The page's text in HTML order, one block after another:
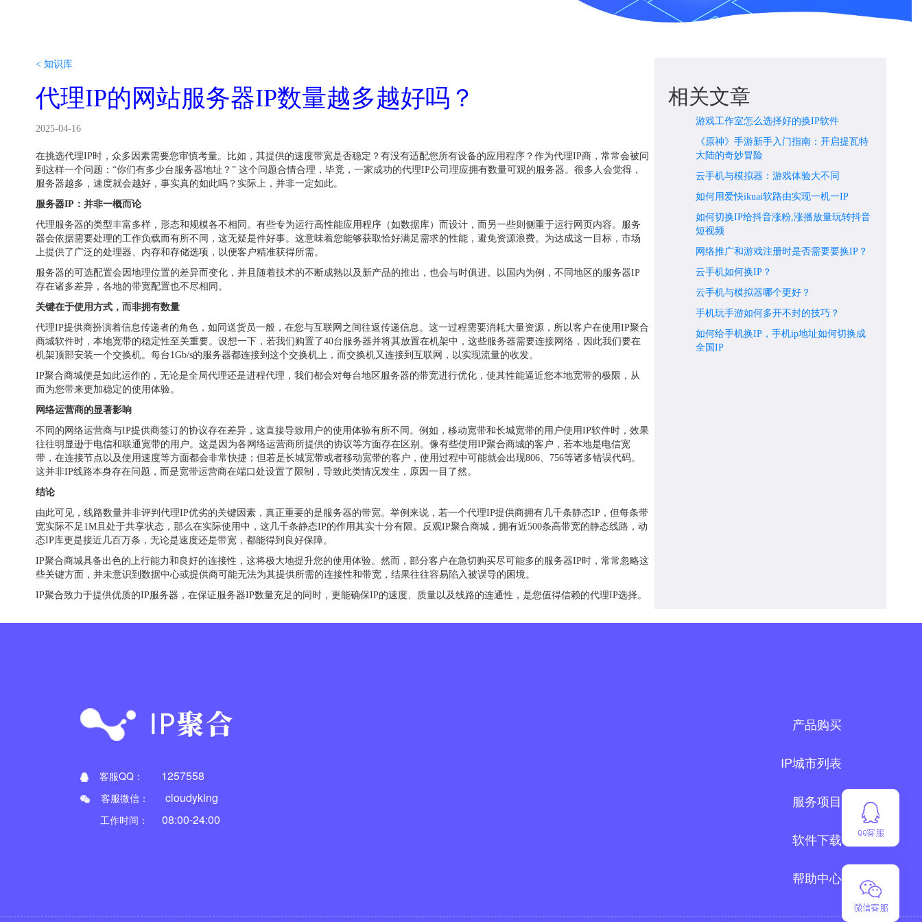
< 知识库
代理IP的网站服务器IP数量越多越好吗？
2025-04-16
在挑选代理IP时，众多因素需要您审慎考量。比如，其提供的速度带宽是否稳定？有没有适配您所有设备的应用程序？作为代理IP商，常常会被问
到这样一个问题：“你们有多少台服务器地址？” 这个问题合情合理，毕竟，一家成功的代理IP公司理应拥有数量可观的服务器。很多人会觉得，
服务器越多，速度就会越好，事实真的如此吗？实际上，并非一定如此。
服务器IP：并非一概而论
代理服务器的类型丰富多样，形态和规模各不相同。有些专为运行高性能应用程序（如数据库）而设计，而另一些则侧重于运行网页内容。服务
器会依据需要处理的工作负载而有所不同，这无疑是件好事。这意味着您能够获取恰好满足需求的性能，避免资源浪费。为达成这一目标，市场
上提供了广泛的处理器、内存和存储选项，以便客户精准获得所需。
服务器的可选配置会因地理位置的差异而变化，并且随着技术的不断成熟以及新产品的推出，也会与时俱进。以国内为例，不同地区的服务器IP
存在诸多差异，各地的带宽配置也不尽相同。
关键在于使用方式，而非拥有数量
代理IP提供商扮演着信息传递者的角色，如同送货员一般，在您与互联网之间往返传递信息。这一过程需要消耗大量资源，所以客户在使用IP聚合
商城软件时，本地宽带的稳定性至关重要。设想一下，若我们购置了40台服务器并将其放置在机架中，这些服务器需要连接网络，因此我们要在
机架顶部安装一个交换机。每台1Gb/s的服务器都连接到这个交换机上，而交换机又连接到互联网，以实现流量的收发。
IP聚合商城便是如此运作的，无论是全局代理还是进程代理，我们都会对每台地区服务器的带宽进行优化，使其性能逼近您本地宽带的极限，从
而为您带来更加稳定的使用体验。
网络运营商的显著影响
不同的网络运营商与IP提供商签订的协议存在差异，这直接导致用户的使用体验有所不同。例如，移动宽带和长城宽带的用户使用IP软件时，效果
往往明显逊于电信和联通宽带的用户。这是因为各网络运营商所提供的协议等方面存在区别。像有些使用IP聚合商城的客户，若本地是电信宽
带，在连接节点以及使用速度等方面都会非常快捷；但若是长城宽带或者移动宽带的客户，使用过程中可能就会出现806、756等诸多错误代码。
这并非IP线路本身存在问题，而是宽带运营商在端口处设置了限制，导致此类情况发生，原因一目了然。
结论
由此可见，线路数量并非评判代理IP优劣的关键因素，真正重要的是服务器的带宽。举例来说，若一个代理IP提供商拥有几千条静态IP，但每条带
宽实际不足1M且处于共享状态，那么在实际使用中，这几千条静态IP的作用其实十分有限。反观IP聚合商城，拥有近500条高带宽的静态线路，动
态IP库更是接近几百万条，无论是速度还是带宽，都能得到良好保障。
IP聚合商城具备出色的上行能力和良好的连接性，这将极大地提升您的使用体验。然而，部分客户在急切购买尽可能多的服务器IP时，常常忽略这
些关键方面，并未意识到数据中心或提供商可能无法为其提供所需的连接性和带宽，结果往往容易陷入被误导的困境。
IP聚合致力于提供优质的IP服务器，在保证服务器IP数量充足的同时，更能确保IP的速度、质量以及线路的连通性，是您值得信赖的代理IP选择。
相关文章
游戏工作室怎么选择好的换IP软件
《原神》手游新手入门指南：开启提瓦特
大陆的奇妙冒险
云手机与模拟器：游戏体验大不同
如何用爱快ikuai软路由实现一机一IP
如何切换IP给抖音涨粉,涨播放量玩转抖音
短视频
网络推广和游戏注册时是否需要要换IP？
云手机如何换IP？
云手机与模拟器哪个更好？
手机玩手游如何多开不封的技巧？
如何给手机换IP，手机ip地址如何切换成
全国IP
客服QQ： 1257558
客服微信： cloudyking
工作时间： 08:00-24:00
产品购买
IP城市列表
服务项目
软件下载
帮助中心